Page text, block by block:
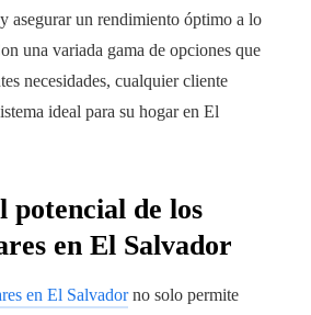
asegurar un rendimiento óptimo a lo
una variada gama de opciones que
necesidades, cualquier cliente
ideal para su hogar en El
potencial de los
en El Salvador
en El Salvadorno solo permite